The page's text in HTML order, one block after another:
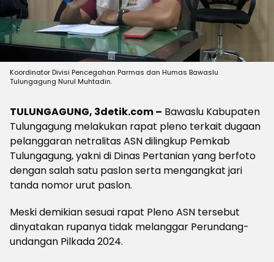
Koordinator Divisi Pencegahan Parmas dan Humas Bawaslu
Tulungagung Nurul Muhtadin.
TULUNGAGUNG, 3detik.com – Bawaslu Kabupaten
Tulungagung melakukan rapat pleno terkait dugaan
pelanggaran netralitas ASN dilingkup Pemkab
Tulungagung, yakni di Dinas Pertanian yang berfoto
dengan salah satu paslon serta mengangkat jari
tanda nomor urut paslon.
Meski demikian sesuai rapat Pleno ASN tersebut
dinyatakan rupanya tidak melanggar Perundang-
undangan Pilkada 2024.